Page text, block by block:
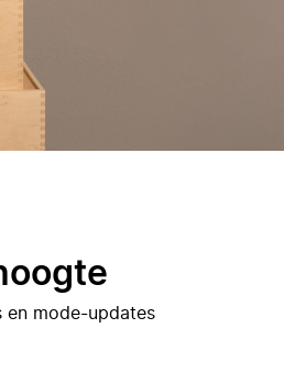
en mode-updates